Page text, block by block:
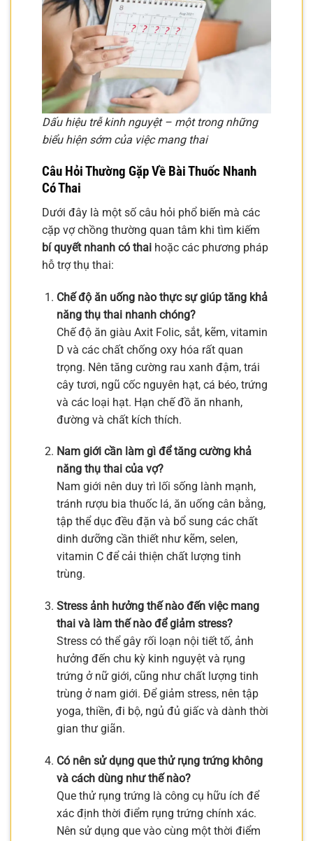
Dấu hiệu trễ kinh nguyệt – một trong những
biểu hiện sớm của việc mang thai
Câu Hỏi Thường Gặp Về Bài Thuốc Nhanh
Có Thai
Dưới đây là một số câu hỏi phổ biến mà các
cặp vợ chồng thường quan tâm khi tìm kiếm
bí quyết nhanh có thai hoặc các phương pháp
hỗ trợ thụ thai:
Chế độ ăn uống nào thực sự giúp tăng khả
năng thụ thai nhanh chóng?
Chế độ ăn giàu Axit Folic, sắt, kẽm, vitamin
D và các chất chống oxy hóa rất quan
trọng. Nên tăng cường rau xanh đậm, trái
cây tươi, ngũ cốc nguyên hạt, cá béo, trứng
và các loại hạt. Hạn chế đồ ăn nhanh,
đường và chất kích thích.
Nam giới cần làm gì để tăng cường khả
năng thụ thai của vợ?
Nam giới nên duy trì lối sống lành mạnh,
tránh rượu bia thuốc lá, ăn uống cân bằng,
tập thể dục đều đặn và bổ sung các chất
dinh dưỡng cần thiết như kẽm, selen,
vitamin C để cải thiện chất lượng tinh
trùng.
Stress ảnh hưởng thế nào đến việc mang
thai và làm thế nào để giảm stress?
Stress có thể gây rối loạn nội tiết tố, ảnh
hưởng đến chu kỳ kinh nguyệt và rụng
trứng ở nữ giới, cũng như chất lượng tinh
trùng ở nam giới. Để giảm stress, nên tập
yoga, thiền, đi bộ, ngủ đủ giấc và dành thời
gian thư giãn.
Có nên sử dụng que thử rụng trứng không
và cách dùng như thế nào?
Que thử rụng trứng là công cụ hữu ích để
xác định thời điểm rụng trứng chính xác.
Nên sử dụng que vào cùng một thời điểm